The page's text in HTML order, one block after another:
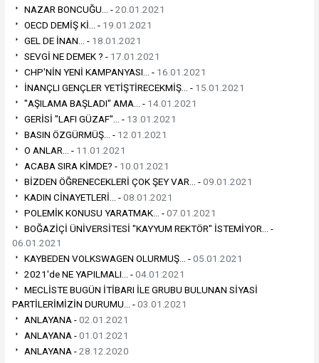
NAZAR BONCUĞU... -20.01.2021
OECD DEMİŞ Kİ... - 19.01.2021
GEL DE İNAN... - 18.01.2021
SEVGİ NE DEMEK ? - 17.01.2021
CHP'NİN YENİ KAMPANYASI... - 16.01.2021
İNANÇLI GENÇLER YETİŞTİRECEKMİŞ... - 15.01.2021
"AŞILAMA BAŞLADI" AMA... - 14.01.2021
GERİSİ "LAFI GÜZAF"... - 13.01.2021
BASIN ÖZGÜRMÜŞ... - 12.01.2021
O ANLAR... - 11.01.2021
ACABA SIRA KİMDE? - 10.01.2021
BİZDEN ÖĞRENECEKLERİ ÇOK ŞEY VAR... -09.01.2021
KADIN CİNAYETLERİ... -08.01.2021
POLEMİK KONUSU YARATMAK... -07.01.2021
BOĞAZİÇİ ÜNİVERSİTESİ "KAYYUM REKTÖR" İSTEMİYOR... -
06.01.2021
KAYBEDEN VOLKSWAGEN OLURMUŞ... -05.01.2021
2021'de NE YAPILMALI... -04.01.2021
MECLİSTE BUGÜN İTİBARI İLE GRUBU BULUNAN SİYASİ
PARTİLERİMİZİN DURUMU... -03.01.2021
ANLAYANA -02.01.2021
ANLAYANA -01.01.2021
ANLAYANA -28.12.2020